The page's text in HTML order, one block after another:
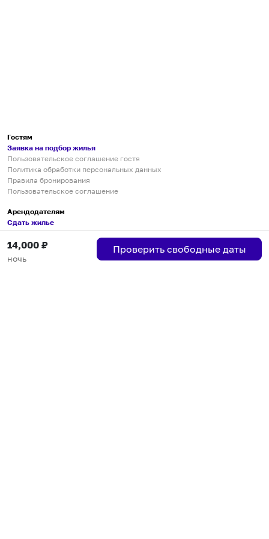
14,000 ₽
ночь
Проверить свободные даты
Гостям
Заявка на подбор жилья
Пользовательское соглашение гостя
Политика обработки персональных данных
Правила бронирования
Пользовательское соглашение
Арендодателям
Сдать жилье
Пользовательское соглашение
Правила публикации объявлений